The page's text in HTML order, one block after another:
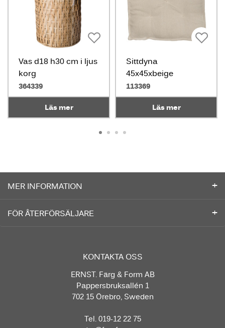
Vas d18 h30 cm i ljus
korg
364339
Läs mer
Sittdyna
45x45xbeige
113369
Läs mer
MER INFORMATION
FÖR ÅTERFÖRSÄLJARE
KONTAKTA OSS
ERNST. Färg & Form AB
Pappersbruksallén 1
702 15 Örebro, Sweden
Tel. 019-12 22 75